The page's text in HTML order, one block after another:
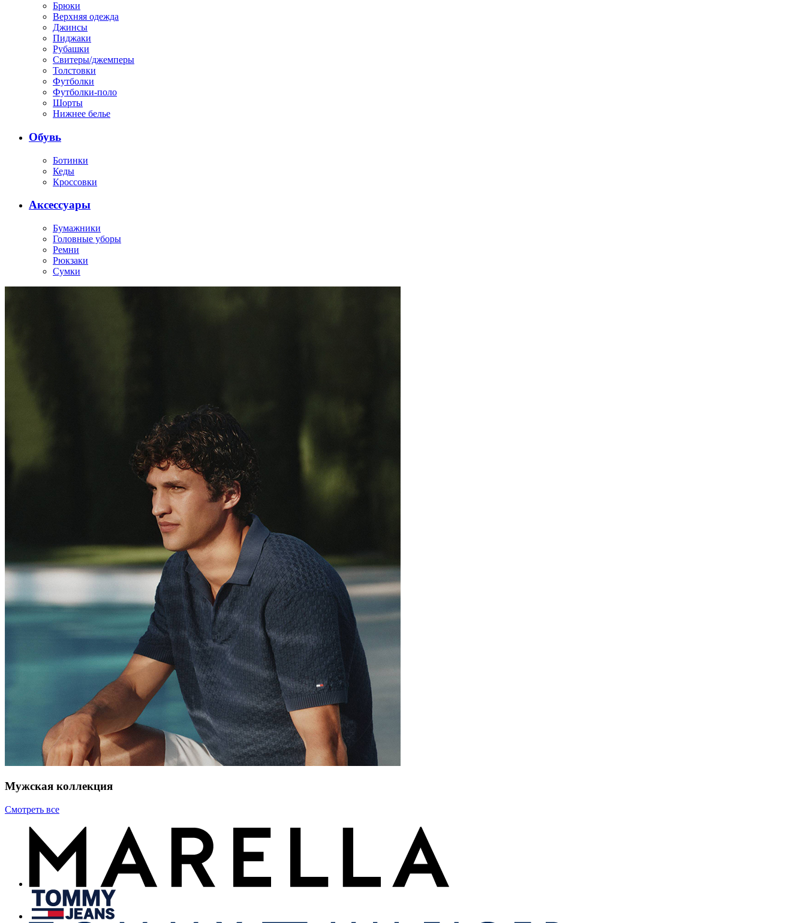
Брюки
Верхняя одежда
Джинсы
Пиджаки
Рубашки
Свитеры/джемперы
Толстовки
Футболки
Футболки-поло
Шорты
Нижнее белье
Обувь
Ботинки
Кеды
Кроссовки
Аксессуары
Бумажники
Головные уборы
Ремни
Рюкзаки
Сумки
Мужская коллекция
Смотреть все